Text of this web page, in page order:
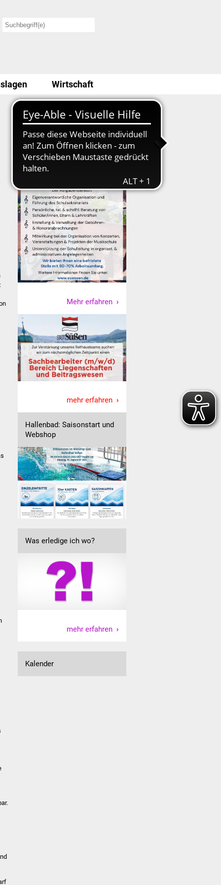
Wirtschaft
Stellenausschreibung
Mehr erfahren
mehr erfahren
Hallenbad: Saisonstart und
Webshop
Was erledige ich wo?
mehr erfahren
Kalender